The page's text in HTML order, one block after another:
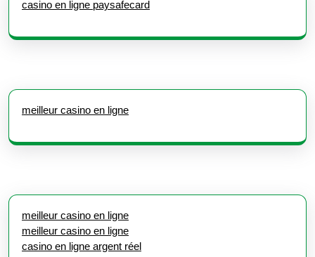
casino en ligne paysafecard
meilleur casino en ligne
meilleur casino en ligne
meilleur casino en ligne
casino en ligne argent réel